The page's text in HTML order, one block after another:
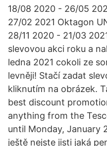
18/08 2020 - 26/05
27/02 2021 Oktagon
28/11 2020 - 21/03
slevovou akci roku a
ledna 2021 cokoli ze
levněji! Stačí zadat
kliknutím na obrázek.
best discount
anything from the
until Monday, January
ještě nejste jisti jaká